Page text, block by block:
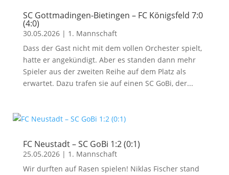
SC Gottmadingen-Bietingen – FC Königsfeld 7:0
(4:0)
30.05.2026| 1. Mannschaft
Dass der Gast nicht mit dem vollen Orchester spielt,
hatte er angekündigt. Aber es standen dann mehr
Spieler aus der zweiten Reihe auf dem Platz als
erwartet. Dazu trafen sie auf einen SC GoBi, der...
FC Neustadt – SC GoBi 1:2 (0:1)
25.05.2026| 1. Mannschaft
Wir durften auf Rasen spielen! Niklas Fischer stand